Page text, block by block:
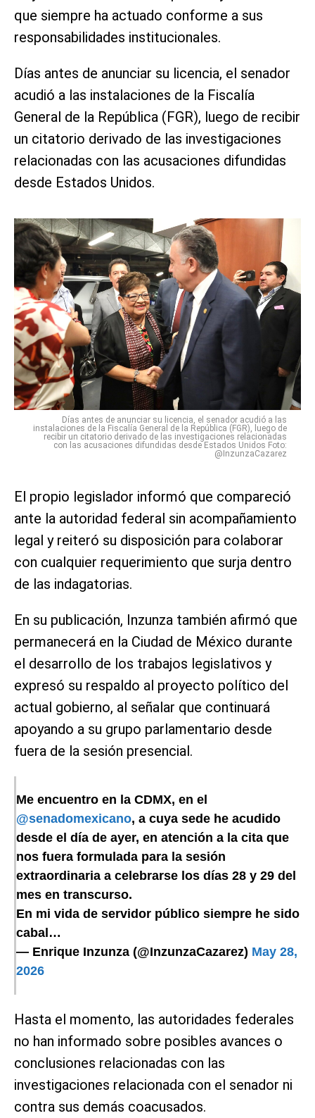
que siempre ha actuado conforme a sus
responsabilidades institucionales.
Días antes de anunciar su licencia, el senador
acudió a las instalaciones de la Fiscalía
General de la República (FGR), luego de recibir
un citatorio derivado de las investigaciones
relacionadas con las acusaciones difundidas
desde Estados Unidos.
Días antes de anunciar su licencia, el senador acudió a las
instalaciones de la Fiscalía General de la República (FGR), luego de
recibir un citatorio derivado de las investigaciones relacionadas
con las acusaciones difundidas desde Estados Unidos Foto:
@InzunzaCazarez
El propio legislador informó que compareció
ante la autoridad federal sin acompañamiento
legal y reiteró su disposición para colaborar
con cualquier requerimiento que surja dentro
de las indagatorias.
En su publicación, Inzunza también afirmó que
permanecerá en la Ciudad de México durante
el desarrollo de los trabajos legislativos y
expresó su respaldo al proyecto político del
actual gobierno, al señalar que continuará
apoyando a su grupo parlamentario desde
fuera de la sesión presencial.
Me encuentro en la CDMX, en el
@senadomexicano, a cuya sede he acudido
desde el día de ayer, en atención a la cita que
nos fuera formulada para la sesión
extraordinaria a celebrarse los días 28 y 29 del
mes en transcurso.
En mi vida de servidor público siempre he sido
cabal…
— Enrique Inzunza (@InzunzaCazarez) May 28,
2026
Hasta el momento, las autoridades federales
no han informado sobre posibles avances o
conclusiones relacionadas con las
investigaciones relacionada con el senador ni
contra sus demás coacusados.